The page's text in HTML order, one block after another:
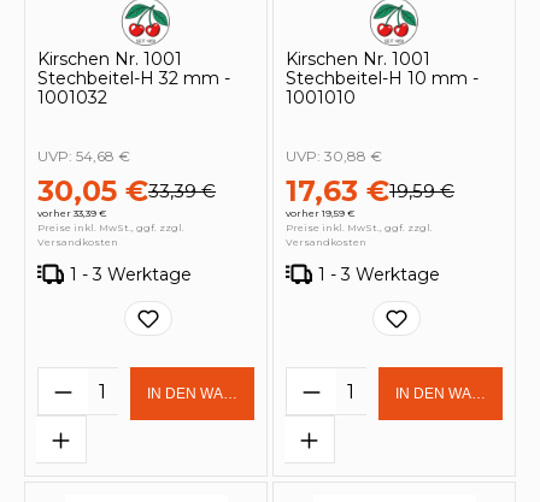
Kirschen Nr. 1001
Stechbeitel-H 32 mm -
1001032
30,05 €33,39 €
vorher 33,39 €
UVP: 54,68 €
Preise inkl. MwSt., ggf. zzgl.
Versandkosten
1 - 3 Werktage
Produkt Anzahl: Gib den
IN DEN WARENKORB
Kirschen Nr. 1001
Stechbeitel-H 10 mm -
1001010
17,63 €19,59 €
vorher 19,59 €
UVP: 30,88 €
Preise inkl. MwSt., ggf. zzgl.
Versandkosten
1 - 3 Werktage
Produkt Anzahl:
IN DEN